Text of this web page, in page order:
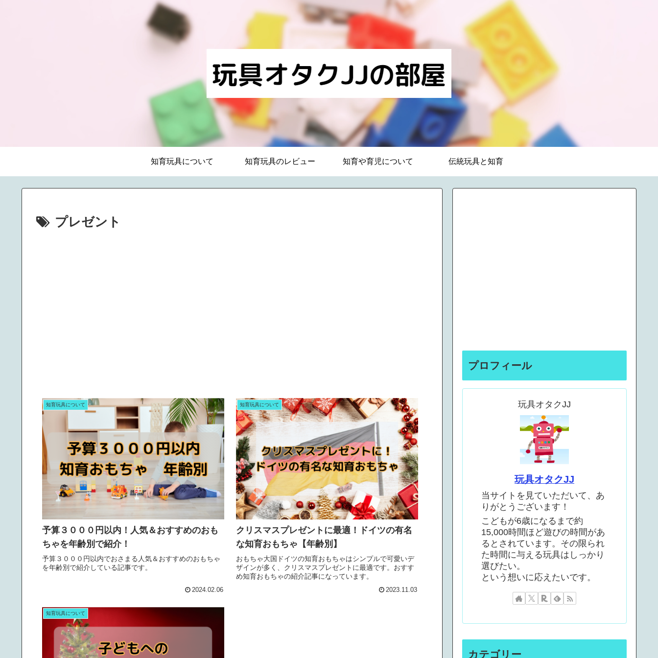
知育玩具について 知育玩具のレビュー 知育や育児について 伝統玩具と知育
プレゼント
知育玩具について
予算３０００円以内！人気＆おすすめのおも
ちゃを年齢別で紹介！
予算３０００円以内でおさまる人気＆おすすめのおもちゃ
を年齢別で紹介している記事です。
2024.02.06
知育玩具について
クリスマスプレゼントに最適！ドイツの有名
な知育おもちゃ【年齢別】
おもちゃ大国ドイツの知育おもちゃはシンプルで可愛いデ
ザインが多く、クリスマスプレゼントに最適です。おすす
め知育おもちゃの紹介記事になっています。
2023.11.03
知育玩具について
プロフィール
玩具オタクJJ
玩具オタクJJ
当サイトを見ていただいて、あ
りがとうございます！
こどもが6歳になるまで約
15,000時間ほど遊びの時間があ
るとされています。その限られ
た時間に与える玩具はしっかり
選びたい。
という想いに応えたいです。
カテゴリー